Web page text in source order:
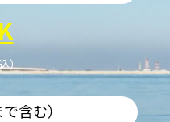
）
含む）